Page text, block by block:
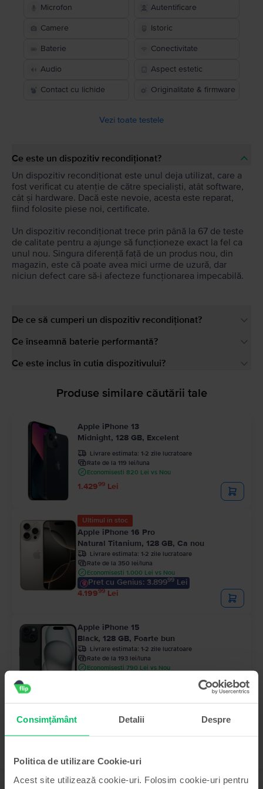
Consimțământ Detalii Despre
Politica de utilizare Cookie-uri
Acest site utilizează cookie-uri. Folosim cookie-uri pentru
Microfon Autentificare
Camere Istoric
Baterie Conectivitate
Audio Aspect estetic
Contact cu lichide Originalitate & firmware
Vezi toate testele
Ce este un dispozitiv recondiționat?
Un dispozitiv recondiționat este unul deja utilizat, care a
fost verificat cu atenție de către specialiști, atât software,
cât și hardware. Dacă este nevoie, acesta este reparat,
fiind folosite piese noi, certificate.
Un dispozitiv recondiționat trece prin până la 67 de teste
de calitate pentru a ajunge să funcționeze exact la fel ca
unul nou. Singura diferență față de un produs nou, din
magazin, este că poate avea mici urme de uzură, dar
niciun defect care să-i afecteze funcționarea impecabilă.
De ce să cumperi un dispozitiv recondiționat?
Ce înseamnă baterie performantă?
Ce este inclus în cutia dispozitivului?
Produse similare căutării tale
Apple iPhone 13
Midnight, 128 GB, Excelent
Livrare estimata: 1-2 zile lucratoare
Rate de la 119 lei/luna
Economisesti 820 Lei vs Nou
1.42999 Lei
Ultimul în stoc
Apple iPhone 16 Pro
Natural Titanium, 128 GB, Ca nou
Livrare estimata: 1-2 zile lucratoare
Rate de la 350 lei/luna
Economisesti 1.000 Lei vs Nou
Pret cu Genius: 3.89999 Lei
4.19999 Lei
Apple iPhone 15
Black, 128 GB, Foarte bun
Livrare estimata: 1-2 zile lucratoare
Rate de la 193 lei/luna
Economisesti 790 Lei vs Nou